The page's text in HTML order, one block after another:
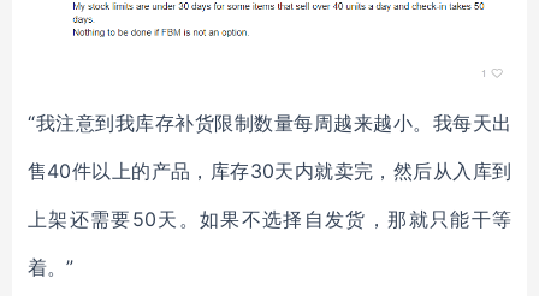
“我注意到我库存补货限制数量每周越来越小。我每天出
售40件以上的产品，库存30天内就卖完，然后从入库到
上架还需要50天。如果不选择自发货，那就只能干等
着。”